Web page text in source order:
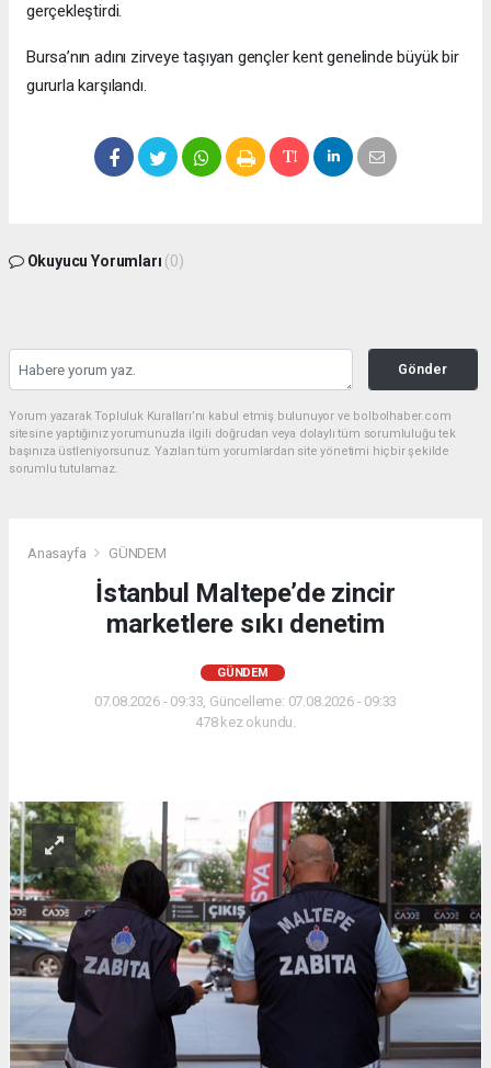
gerçekleştirdi.
Bursa’nın adını zirveye taşıyan gençler kent genelinde büyük bir
gururla karşılandı.
Okuyucu Yorumları (0)
Gönder
Yorum yazarak Topluluk Kuralları’nı kabul etmiş bulunuyor ve bolbolhaber.com
sitesine yaptığınız yorumunuzla ilgili doğrudan veya dolaylı tüm sorumluluğu tek
başınıza üstleniyorsunuz. Yazılan tüm yorumlardan site yönetimi hiçbir şekilde
sorumlu tutulamaz.
Anasayfa GÜNDEM
İstanbul Maltepe’de zincir
marketlere sıkı denetim
GÜNDEM
07.08.2026 - 09:33, Güncelleme: 07.08.2026 - 09:33
478 kez okundu.